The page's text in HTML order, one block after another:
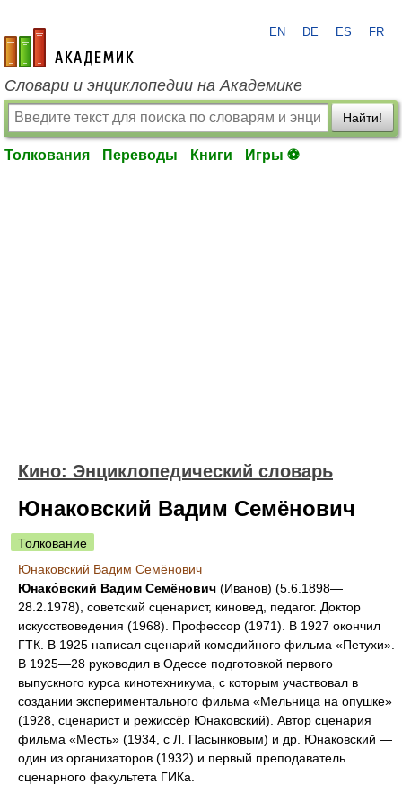
academic.ru
EN DE ES FR
Словари и энциклопедии на Академике
Найти!
Толкования Переводы Книги Игры ⚽
Кино: Энциклопедический словарь
Юнаковский Вадим Семёнович
Толкование
Юнаковский Вадим Семёнович
Юнако́вский Вадим Семёнович (Иванов) (5.6.1898—
28.2.1978), советский сценарист, киновед, педагог. Доктор
искусствоведения (1968). Профессор (1971). В 1927 окончил
ГТК. В 1925 написал сценарий комедийного фильма «Петухи».
В 1925—28 руководил в Одессе подготовкой первого
выпускного курса кинотехникума, с которым участвовал в
создании экспериментального фильма «Мельница на опушке»
(1928, сценарист и режиссёр Юнаковский). Автор сценария
фильма «Месть» (1934, с Л. Пасынковым) и др. Юнаковский —
один из организаторов (1932) и первый преподаватель
сценарного факультета ГИКа.